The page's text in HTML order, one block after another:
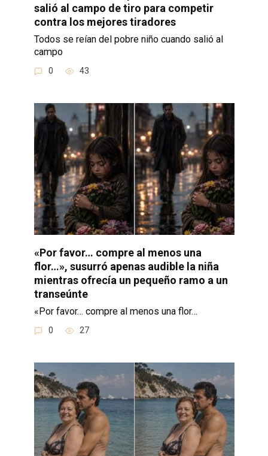
salió al campo de tiro para competir
contra los mejores tiradores
Todos se reían del pobre niño cuando salió al
campo
0 43
«Por favor… compre al menos una
flor…», susurró apenas audible la niña
mientras ofrecía un pequeño ramo a un
transeúnte
«Por favor… compre al menos una flor…
0 27